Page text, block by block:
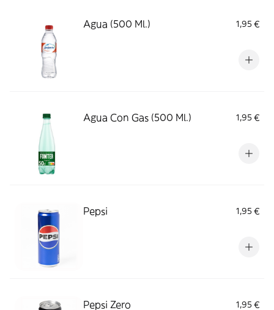
Agua (500 Ml.) 1,95 €
Agua Con Gas (500 Ml.) 1,95 €
Pepsi 1,95 €
Pepsi Zero 1,95 €